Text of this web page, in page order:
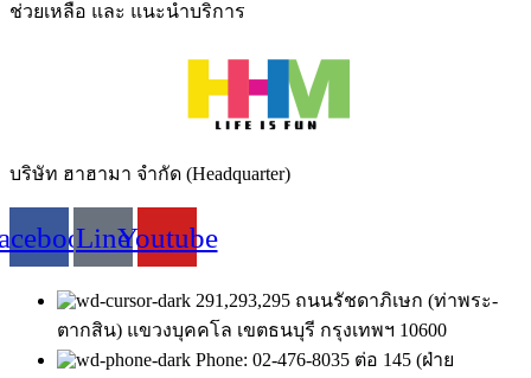
ช่วยเหลือ และ แนะนำบริการ
บริษัท ฮาฮามา จำกัด (Headquarter)
LineYoutube
291,293,295 ถนนรัชดาภิเษก (ท่าพระ-
ตากสิน) แขวงบุคคโล เขตธนบุรี กรุงเทพฯ 10600
Phone: 02-476-8035 ต่อ 145 (ฝ่าย